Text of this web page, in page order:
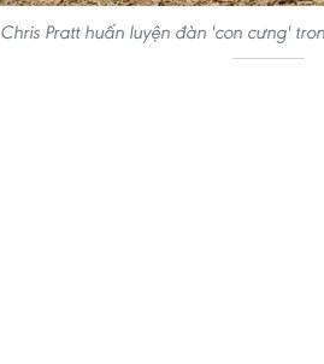
Chris Pratt huấn luyện đàn 'con cưng'